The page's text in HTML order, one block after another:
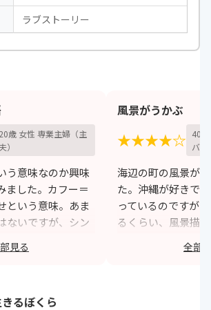
ラブストーリー
20歳 女性 専業主婦（主
）
う意味なのか興味
ました。カフー＝
という意味。あま
ないですが、シン
ており、一気に読
見る
風景がうかぶ
★★★★☆ 40
バイ
海辺の町の風景が
た。沖縄が好きで
っているのですが
るくらい、風景描
か想いを相手に伝
全部
るぼくら